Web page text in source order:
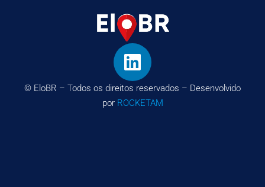
© EloBR – Todos os direitos reservados – Desenvolvido
por ROCKETAM